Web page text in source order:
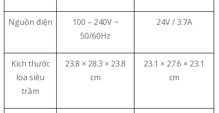
Nguồn điện
100 – 240V ~
50/60Hz
24V / 3.7A
Kích thước
loa siêu
trầm
23.8 × 28.3 × 23.8
cm
23.1 × 27.6 × 23.1
cm